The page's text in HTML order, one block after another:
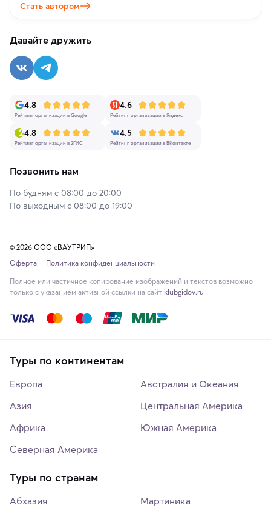
Стать автором
Давайте дружить
4.8
Рейтинг организации в Google
4.6
Рейтинг организации в Яндекс
4.8
Рейтинг организации в 2ГИС
4.5
Рейтинг организации в ВКонтакте
Позвонить нам
По будням с 08:00 до 20:00
По выходным с 08:00 до 19:00
© 2026 ООО «ВАУТРИП»
Оферта
Политика конфиденциальности
Полное или частичное копирование изображений и текстов возможно
только с указанием активной ссылки на сайт klubgidov.ru
Туры по континентам
Европа
Азия
Африка
Северная Америка
Австралия и Океания
Центральная Америка
Южная Америка
Туры по странам
Абхазия
Мартиника